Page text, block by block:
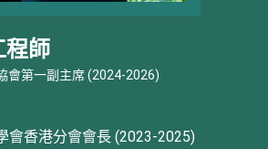
程師
會第一副主席 (2024-2026)
會香港分會會長 (2023-2025)